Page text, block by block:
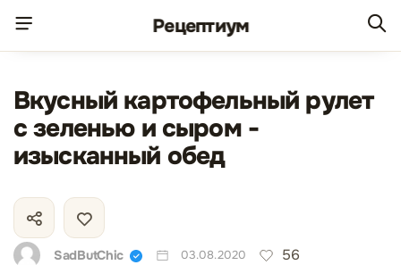
Рецептиум
Вкусный картофельный рулет
с зеленью и сыром -
изысканный обед
SadButChic 03.08.2020 56